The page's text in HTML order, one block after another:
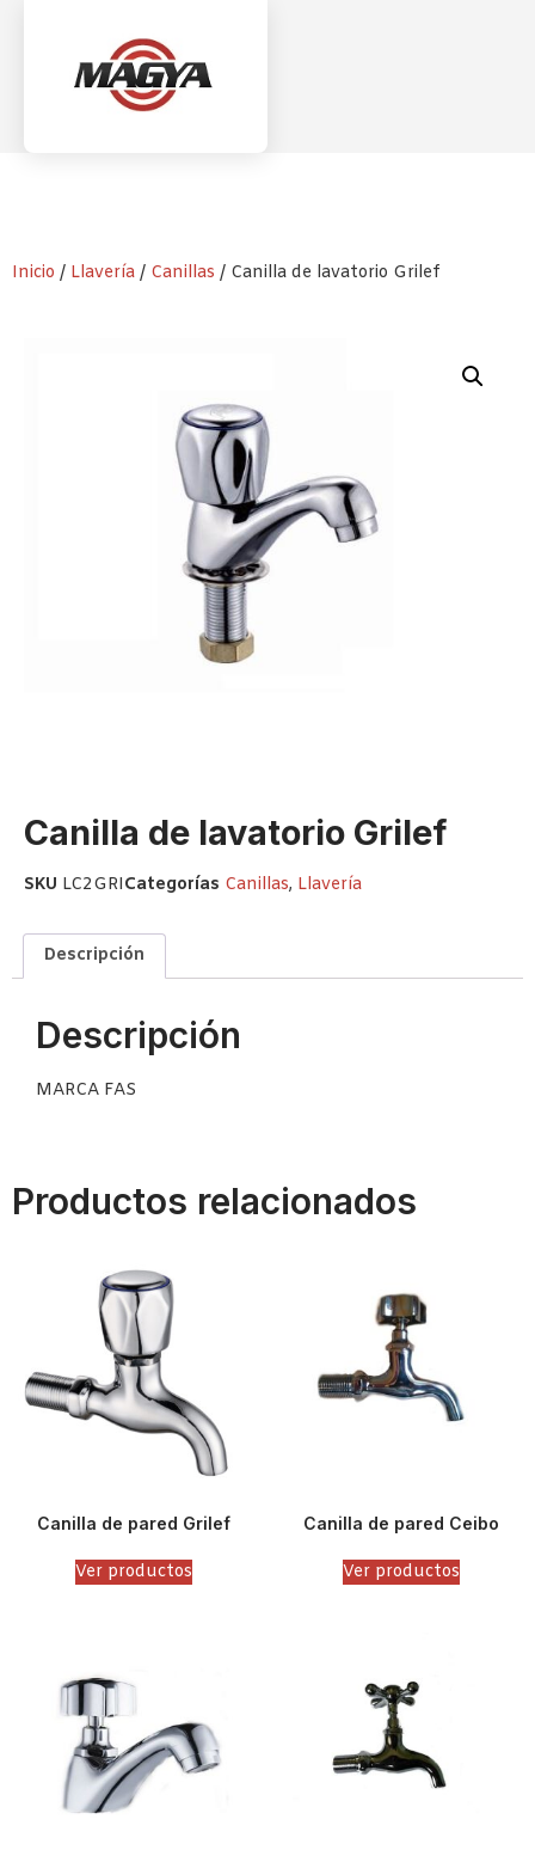
Inicio / Llavería / Canillas / Canilla de lavatorio Grilef
Canilla de lavatorio Grilef
SKU LC2GRICategorías Canillas, Llavería
Descripción
Descripción
MARCA FAS
Productos relacionados
Canilla de pared Grilef
Ver productos
Canilla de pared Ceibo
Ver productos